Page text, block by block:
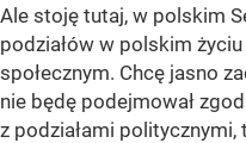
Ale stoję tutaj, w polskim
podziałów w polskim
społecznym. Chcę jasno
nie będę podejmował
z podziałami